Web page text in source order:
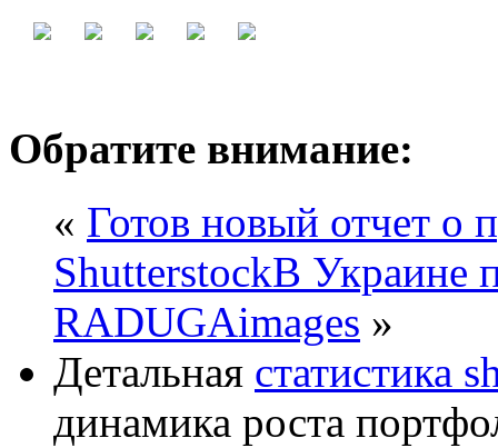
Обратите внимание:
« Готов новый отчет о
ShutterstockВ Украине
RADUGAimages »
Детальная статистика
динамика роста